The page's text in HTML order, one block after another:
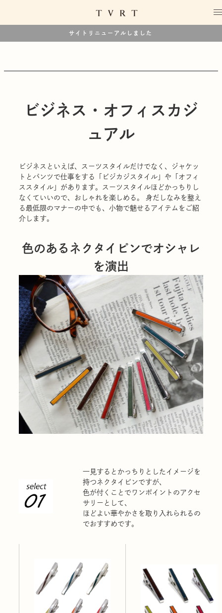
サイトリニューアルしました
ビジネス・オフィスカジ
ュアル
ビジネスといえば、スーツスタイルだけでなく、ジャケッ
トとパンツで仕事をする「ビジカジスタイル」や「オフィ
ススタイル」があります。スーツスタイルほどかっちりし
なくていいので、おしゃれを楽しめる。 身だしなみを整え
る最低限のマナーの中でも、小物で魅せるアイテムをご紹
介します。
色のあるネクタイピンでオシャレ
を演出
一見するとかっちりとしたイメージを
持つネクタイピンですが、
色が付くことでワンポイントのアクセ
サリーとして、
ほどよい華やかさを取り入れられるの
でおすすめです。